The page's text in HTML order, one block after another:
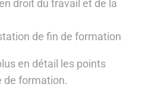
droit du travail et de la
de fin de formation
en détail les points
de formation.